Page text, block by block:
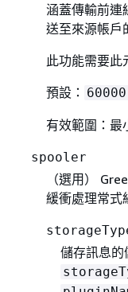
涵蓋傳輸前連
送至來源帳戶
此功能需要此
預設： 60000
有效範圍：最
spooler
（選用）
緩衝處理常式
儲存訊息的